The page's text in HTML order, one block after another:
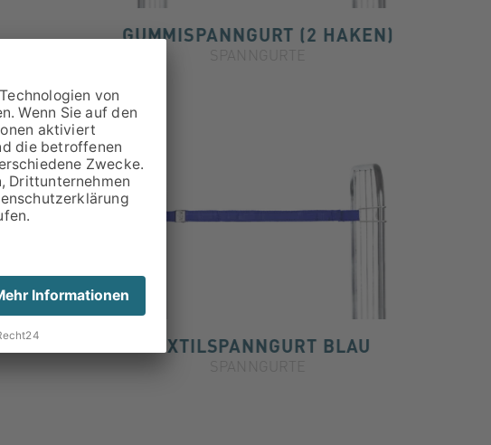
GUMMISPANNGURT (2 HAKEN)
SPANNGURTE
TEXTILSPANNGURT BLAU
SPANNGURTE